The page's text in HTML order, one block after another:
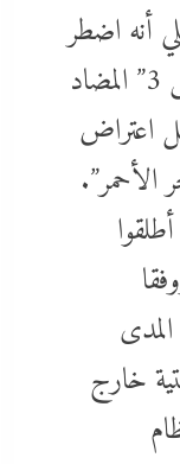
أنه اضطر
لاستخدام نظام “آرو أو حيتس 3” المضاد
اعتراض
خارج